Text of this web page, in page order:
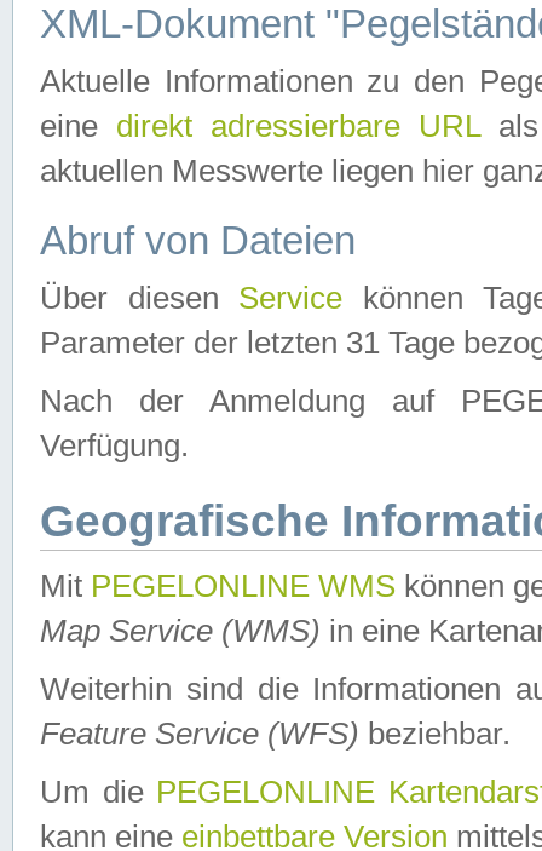
XML-Dokument
Aktuelle Informationen zu den
eine direkt adressierbare URLals
aktuellen Messwerte liegen hier
Abruf von Dateien
Über diesen Service können
Parameter der letzten 31 Tage
Nach der Anmeldung auf
Verfügung.
Geografische
Mit PEGELONLINE WMS können
Map Service (WMS) in eine
Weiterhin sind die Informationen
Feature Service (WFS) beziehbar.
Um die PEGELONLINE
kann eine einbettbare Version